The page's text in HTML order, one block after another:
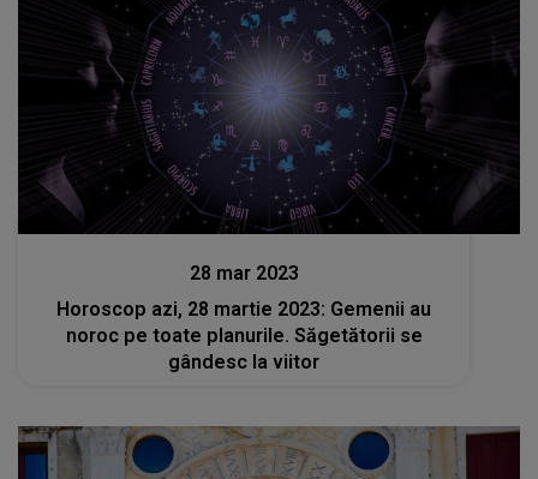
Stiri
28 mar 2023
Horoscop azi, 28 martie 2023: Gemenii au
noroc pe toate planurile. Săgetătorii se
gândesc la viitor